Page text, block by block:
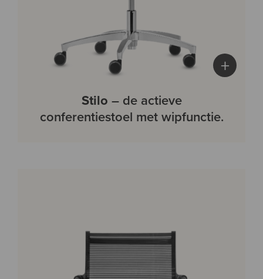
+
Stilo – de actieve
conferentiestoel met wipfunctie.